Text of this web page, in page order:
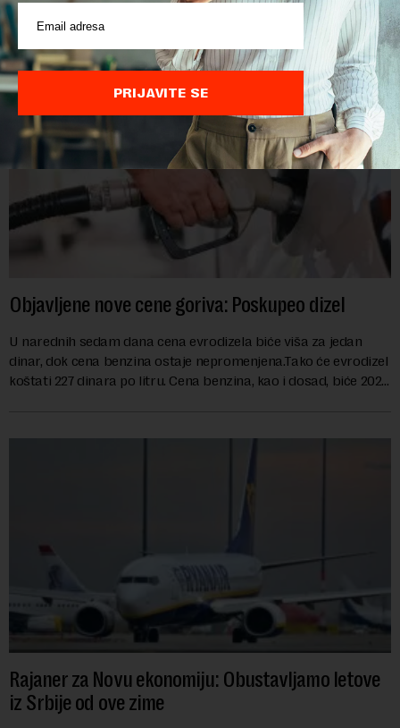
prenosi Beta.Postojeće smanjenje akciza važi do 9. avgusta
kao mera ublažavanja po...
Objavljene nove cene goriva: Poskupeo dizel
U narednih sedam dana cena evrodizela biće viša za jedan
dinar, dok cena benzina ostaje nepromenjena.Tako će evrodizel
koštati 227 dinara po litru. Cena benzina, kao i dosad, biće 202
Rajaner za Novu ekonomiju: Obustavljamo letove
iz Srbije od ove zime
PRIJAVITE SE